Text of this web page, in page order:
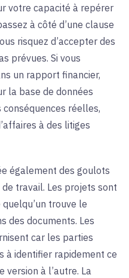
votre capacité à repérer
à côté d’une clause
risquez d’accepter des
prévues. Si vous
un rapport financier,
la base de données
réelles,
à des litiges
également des goulots
travail. Les projets sont
trouve le
des documents. Les
car les parties
à identifier rapidement ce
version à l’autre. La